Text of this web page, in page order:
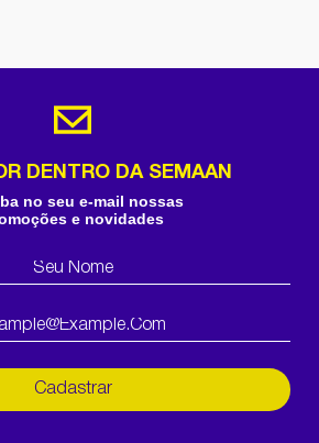
DENTRO DA SEMAAN
no seu e-mail nossas
e novidades
Cadastrar